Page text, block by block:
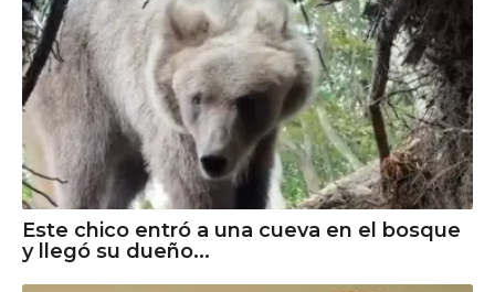
Este chico entró a una cueva en el bosque
y llegó su dueño...